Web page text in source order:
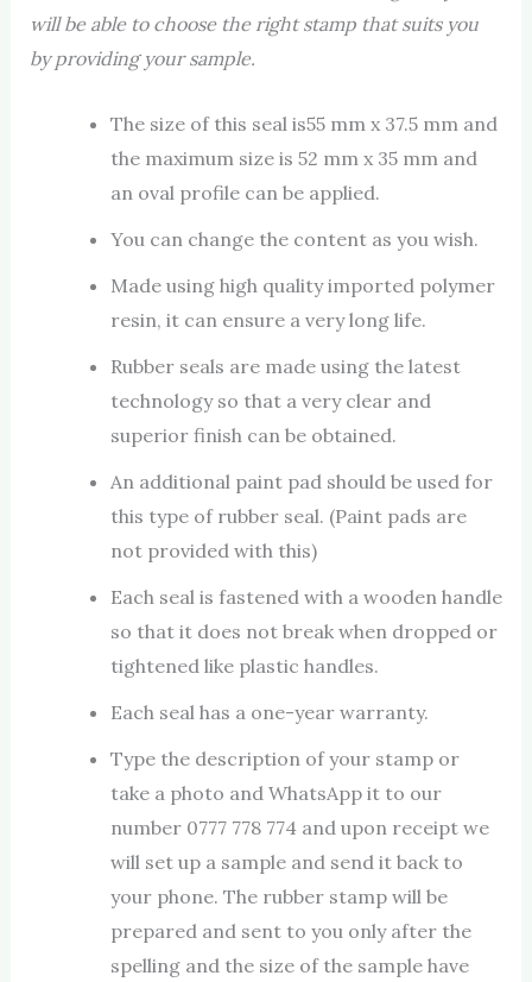
will be able to choose the right stamp that suits you
by providing your sample.
The size of this seal is55 mm x 37.5 mm and
the maximum size is 52 mm x 35 mm and
an oval profile can be applied.
You can change the content as you wish.
Made using high quality imported polymer
resin, it can ensure a very long life.
Rubber seals are made using the latest
technology so that a very clear and
superior finish can be obtained.
An additional paint pad should be used for
this type of rubber seal. (Paint pads are
not provided with this)
Each seal is fastened with a wooden handle
so that it does not break when dropped or
tightened like plastic handles.
Each seal has a one-year warranty.
Type the description of your stamp or
take a photo and WhatsApp it to our
number 0777 778 774 and upon receipt we
will set up a sample and send it back to
your phone. The rubber stamp will be
prepared and sent to you only after the
spelling and the size of the sample have